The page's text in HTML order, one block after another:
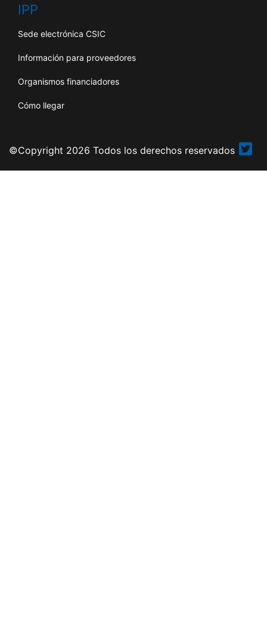
IPP
Sede electrónica CSIC
Información para proveedores
Organismos financiadores
Cómo llegar
©Copyright 2026 Todos los derechos reservados